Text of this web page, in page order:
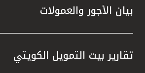
بيان الأجور والعمولات
تقارير بيت التمويل الكويتي